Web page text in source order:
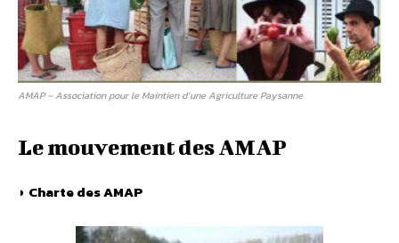
AMAP – Association pour le Maintien d’une Agriculture Paysanne
Le mouvement des AMAP
◗ Charte des AMAP